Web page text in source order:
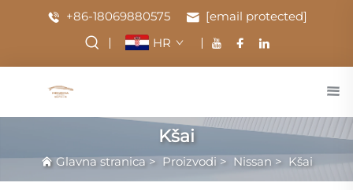
+86-18069880575
[email protected]
HR
Kšai
Glavna stranica > Proizvodi > Nissan > Kšai